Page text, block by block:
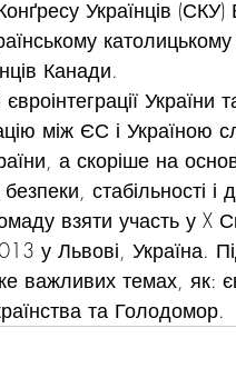
католицькому
Канади.
України
між ЄС і Україною
а скоріше на
стабільності і
взяти участь у X
у Львові, Україна.
важливих темах, як:
та Голодомор.